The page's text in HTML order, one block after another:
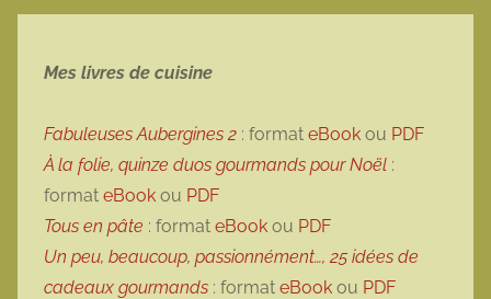
Mes livres de cuisine
Fabuleuses Aubergines 2 : format eBook ou PDF
À la folie, quinze duos gourmands pour Noël :
format eBook ou PDF
Tous en pâte : format eBook ou PDF
Un peu, beaucoup, passionnément…, 25 idées de
cadeaux gourmands : format eBook ou PDF